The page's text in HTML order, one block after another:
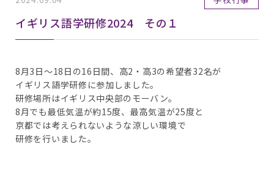
イギリス語学研修2024 その１
8月3日～18日の16日間、高2・高3の希望者32名が
イギリス語学研修に参加しました。
研修場所はイギリス中央部のモーバン。
8月でも最低気温が約15度、最高気温が25度と
京都では考えられないような涼しい環境で
研修を行いました。